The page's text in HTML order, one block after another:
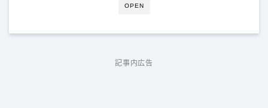
OPEN
記事内広告